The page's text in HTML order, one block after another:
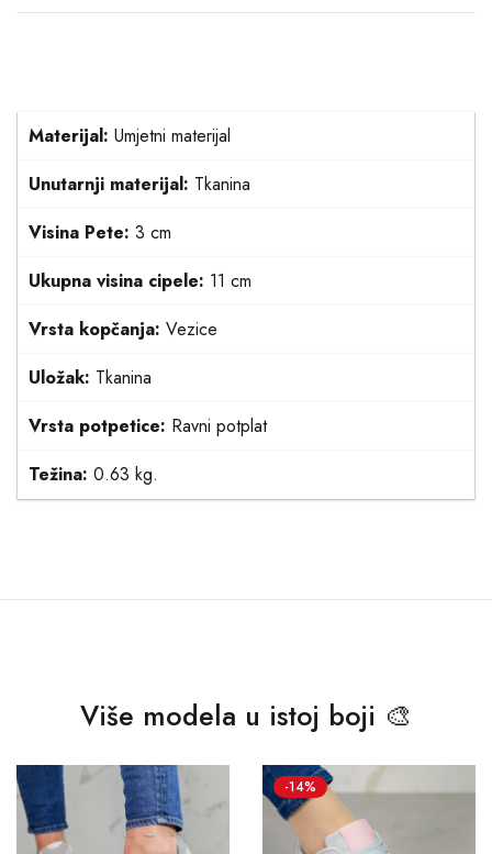
Materijal: Umjetni materijal
Unutarnji materijal: Tkanina
Visina Pete: 3 cm
Ukupna visina cipele: 11 cm
Vrsta kopčanja: Vezice
Uložak: Tkanina
Vrsta potpetice: Ravni potplat
Težina: 0.63 kg.
Više modela u istoj boji 🎨
-14%